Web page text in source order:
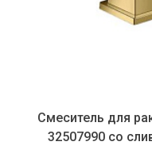
Смеситель для
32507990 со